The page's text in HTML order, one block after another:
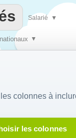
▼
Salarié ▼
colonnes à
les colonnes